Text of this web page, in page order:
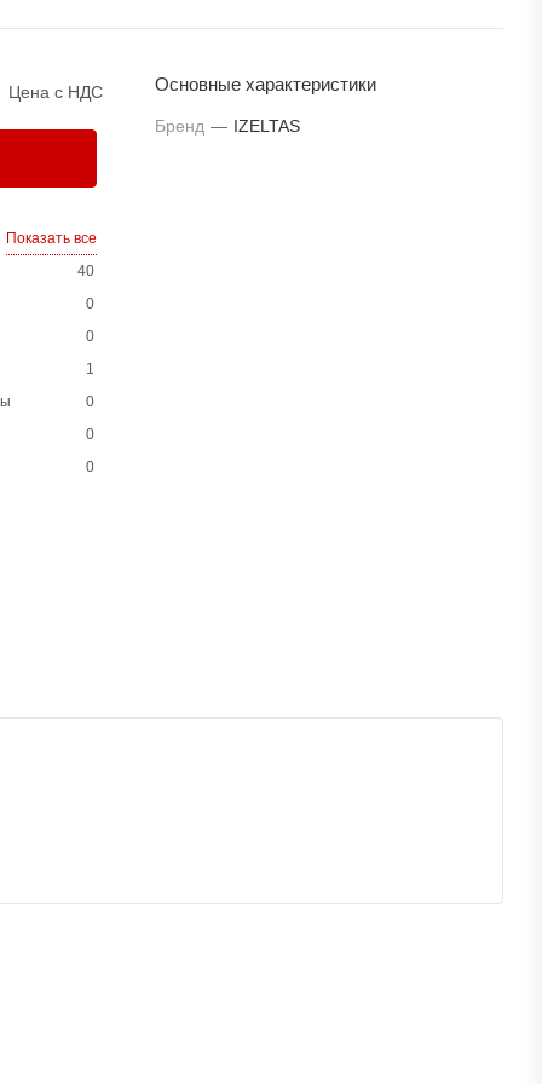
Цена с НДС
Показать все
40
0
0
1
0
0
0
Основные характеристики
Бренд — IZELTAS